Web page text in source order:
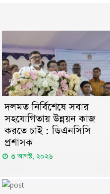
দলমত নির্বিশেষে সবার
সহযোগিতায় উন্নয়ন কাজ
করতে চাই : ডিএনসিসি
প্রশাসক
৩ আগস্ট, ২০২৬